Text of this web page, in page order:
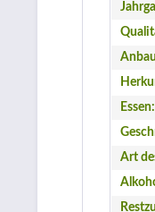
Essen:
Art